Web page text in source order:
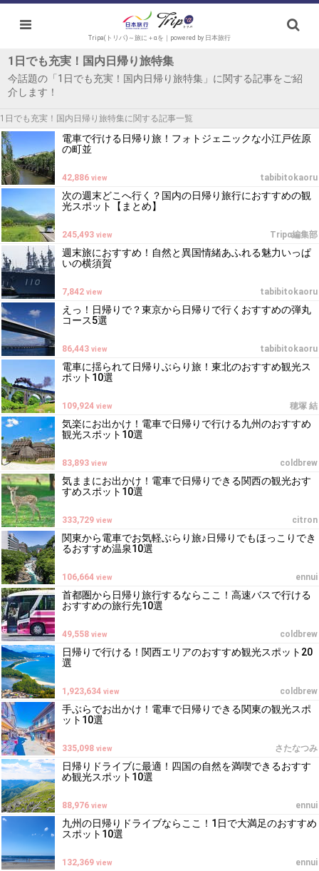
Tripa(トリパ)～旅に＋αを｜powered by 日本旅行
1日でも充実！国内日帰り旅特集
今話題の「1日でも充実！国内日帰り旅特集」に関する記事をご紹
介します！
1日でも充実！国内日帰り旅特集に関する記事一覧
電車で行ける日帰り旅！フォトジェニックな小江戸佐原
の町並
tabibitokaoru
42,886 view
次の週末どこへ行く？国内の日帰り旅行におすすめの観
光スポット【まとめ】
Tripα編集部
245,493 view
週末旅におすすめ！自然と異国情緒あふれる魅力いっぱ
いの横須賀
tabibitokaoru
7,842 view
えっ！日帰りで？東京から日帰りで行くおすすめの弾丸
コース5選
tabibitokaoru
86,443 view
電車に揺られて日帰りぶらり旅！東北のおすすめ観光ス
ポット10選
穂塚 結
109,924 view
気楽にお出かけ！電車で日帰りで行ける九州のおすすめ
観光スポット10選
coldbrew
83,893 view
気ままにお出かけ！電車で日帰りできる関西の観光おす
すめスポット10選
citron
333,729 view
関東から電車でお気軽ぶらり旅♪日帰りでもほっこりでき
るおすすめ温泉10選
ennui
106,664 view
首都圏から日帰り旅行するならここ！高速バスで行ける
おすすめの旅行先10選
coldbrew
49,558 view
日帰りで行ける！関西エリアのおすすめ観光スポット20
選
coldbrew
1,923,634 view
手ぶらでお出かけ！電車で日帰りできる関東の観光スポ
ット10選
さたなつみ
335,098 view
日帰りドライブに最適！四国の自然を満喫できるおすす
め観光スポット10選
ennui
88,976 view
九州の日帰りドライブならここ！1日で大満足のおすすめ
スポット10選
ennui
132,369 view